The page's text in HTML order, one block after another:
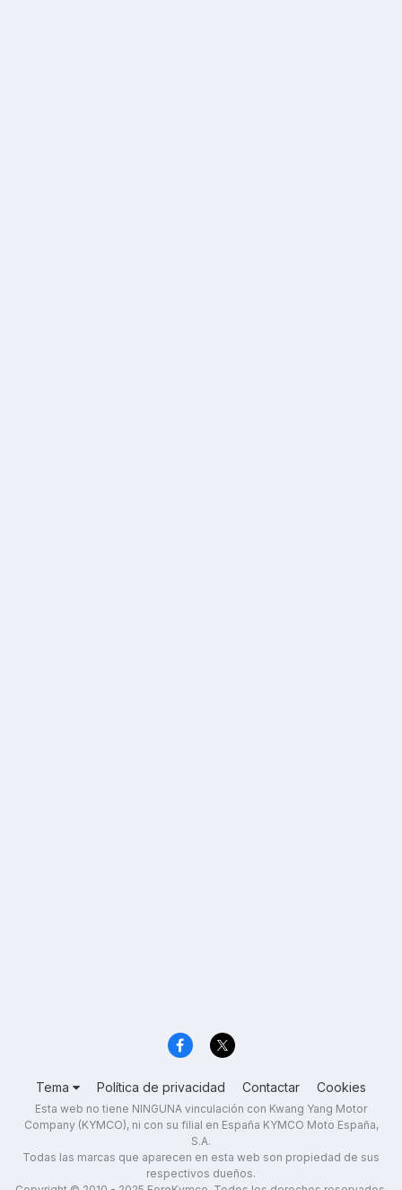
Tema Política de privacidad Contactar Cookies
Esta web no tiene NINGUNA vinculación con Kwang Yang Motor
Company (KYMCO), ni con su filial en España KYMCO Moto España,
S.A.
Todas las marcas que aparecen en esta web son propiedad de sus
respectivos dueños.